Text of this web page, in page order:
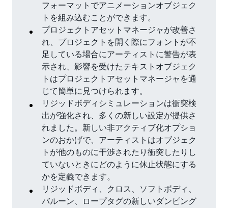
フォーマットでアニメーションオブジェク
トを組み込むことができます。
プロジェクトアセットマネージャが改善さ
れ、プロジェクトを開く際にフォントが不
足している場合にアーティストに警告が表
示され、影響を受けたテキストオブジェク
トはプロジェクトアセットマネージャを通
じて簡単に見つけられます。
リジッドボディシミュレーションは衝突検
出が強化され、多くの新しい設定が提供さ
れました。新しい非アクティブ化オプショ
ンのおかげで、アーティストはオブジェク
トが他のものに干渉されたり衝突したりし
ていないときにどのように休止状態にする
かを定義できます。
リジッドボディ、クロス、ソフトボディ、
バルーン、ロープタグの新しいダンピング